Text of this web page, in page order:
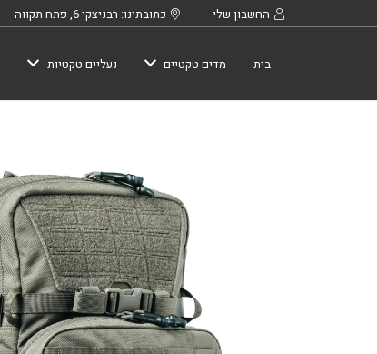
החשבון שלי כתובתינו: רבניצקי 6, פתח תקווה
בית מדים טקטיים נעליים טקטיות